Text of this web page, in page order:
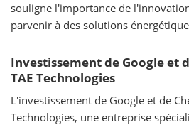
souligne l'importance de
parvenir à des solutions
Investissement de Google et
TAE Technologies
L'investissement de Google et de
Technologies, une entreprise